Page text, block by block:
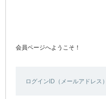
会員ページへようこそ！
ログインID（メールアドレス